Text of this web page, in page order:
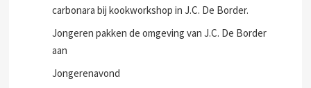
carbonara bij kookworkshop in J.C. De Border.
Jongeren pakken de omgeving van J.C. De Border
aan
Jongerenavond